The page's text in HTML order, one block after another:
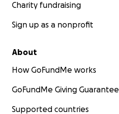
Charity fundraising
Sign up as a nonprofit
About
How GoFundMe works
GoFundMe Giving Guarantee
Supported countries